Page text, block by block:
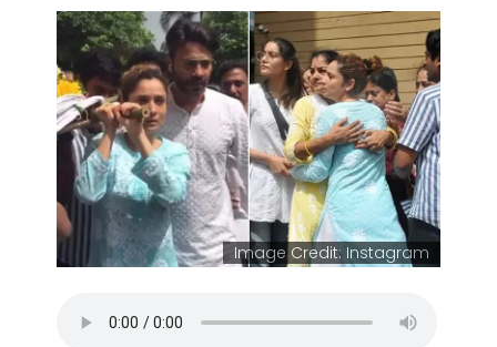
Image Credit: Instagram